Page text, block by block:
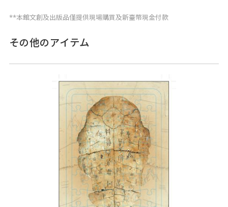
**本館文創及出版品僅提供現場購買及新臺幣現金付款
その他のアイテム